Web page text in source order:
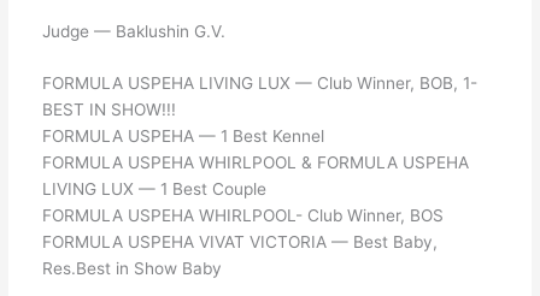
Judge — Baklushin G.V.
FORMULA USPEHA LIVING LUX — Club Winner, BOB, 1-
BEST IN SHOW!!!
FORMULA USPEHA — 1 Best Kennel
FORMULA USPEHA WHIRLPOOL & FORMULA USPEHA
LIVING LUX — 1 Best Couple
FORMULA USPEHA WHIRLPOOL- Club Winner, BOS
FORMULA USPEHA VIVAT VICTORIA — Best Baby,
Res.Best in Show Baby